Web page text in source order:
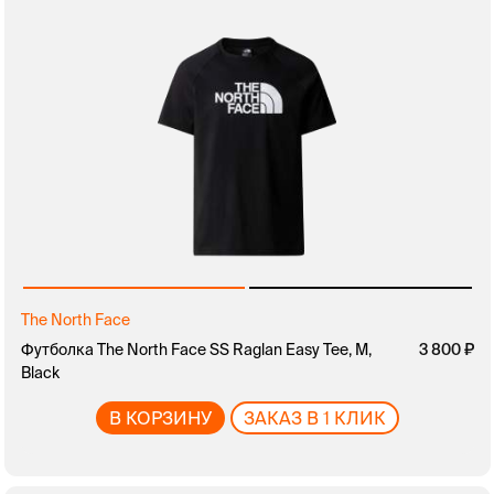
The North Face
Футболка The North Face SS Raglan Easy Tee, M,
Black
3 800
В КОРЗИНУ ЗАКАЗ В 1 КЛИК